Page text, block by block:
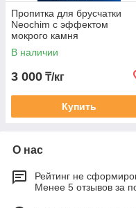
Пропитка для брусчатки
Neochim с эффектом
мокрого камня
В наличии
3 000 ₸/кг
Купить
О нас
Рейтинг не
Менее 5 отзывов за